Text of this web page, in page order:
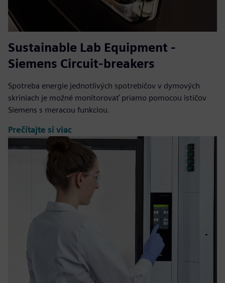
Sustainable Lab Equipment -
Siemens Circuit-breakers
Spotreba energie jednotlivých spotrebičov v dymových
skriniach je možné monitorovať priamo pomocou ističov
Siemens s meracou funkciou.
Prečítajte si viac